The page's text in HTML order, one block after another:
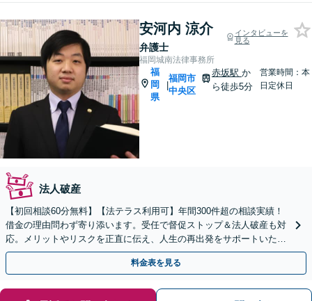
安河内 涼介
弁護士
インタビューを
見る
福岡城南法律事務所
福
岡
県
|
福岡市
中央区
赤坂駅 か
ら徒歩5分
営業時間：本
日定休日
法人破産
【初回相談60分無料】【法テラス利用可】年間300件超の相談実績！
借金の理由問わず寄り添います。受任で督促ストップ＆法人破産も対
応。メリットやリスクを正直に伝え、人生の再出発をサポートいたし
ます。お早めにご相談ください。
料金表を見る